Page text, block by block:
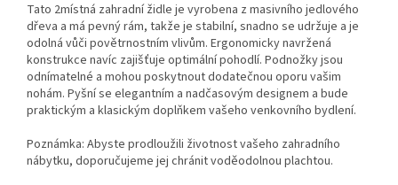
Tato 2místná zahradní židle je vyrobena z masivního jedlového
dřeva a má pevný rám, takže je stabilní, snadno se udržuje a je
odolná vůči povětrnostním vlivům. Ergonomicky navržená
konstrukce navíc zajišťuje optimální pohodlí. Podnožky jsou
odnímatelné a mohou poskytnout dodatečnou oporu vašim
nohám. Pyšní se elegantním a nadčasovým designem a bude
praktickým a klasickým doplňkem vašeho venkovního bydlení.
Poznámka: Abyste prodloužili životnost vašeho zahradního
nábytku, doporučujeme jej chránit voděodolnou plachtou.